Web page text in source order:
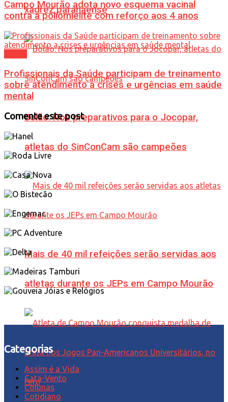
xadrez paranaense
Bolão: Nos preparativos para o Jocopar,
atletas do SinConCam são campeões
Mais de 40 mil refeições serão servidas aos
atletas durante os JEPs em Campo Mourão
Campo Mourão adota novo esquema vacinal
contra a poliomielite com reforço aos 4 anos
Profissionais da Saúde participam de treinamento
sobre atendimento a crises e urgências em saúde
mental
Comente este post
Categorias
Assim é a Vida
Cata-Vento
Colunas
Cotidiano